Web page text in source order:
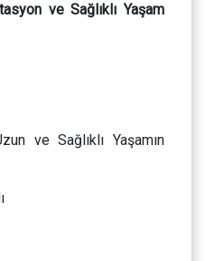
ve Sağlıklı Yaşam
ve Sağlıklı Yaşamın